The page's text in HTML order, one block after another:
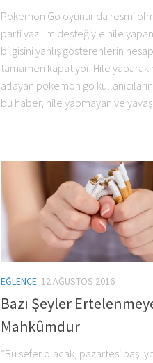
Pokemon Go oyununda resmi
parti yazılım desteğiyle hile
bilgisini yanlış gösterenlerin
tamamen kapatıyor. Hile yaparak
atlayan pokemon go
bu haber, hile yapmayan ve yavaş
EĞLENCE 12 AĞUSTOS 2016
Bazı Şeyler
Mahkûmdur
“Bu sefer olacak, pazartesi